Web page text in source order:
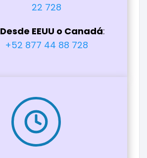
22 728
Desde EEUU o Canadá:
+52 877 44 88 728